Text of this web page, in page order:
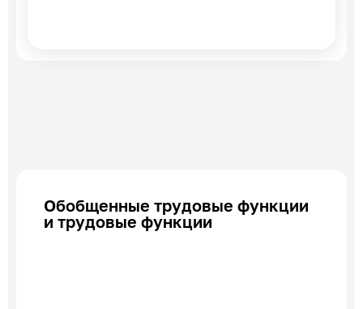
Обобщенные трудовые функции
и трудовые функции